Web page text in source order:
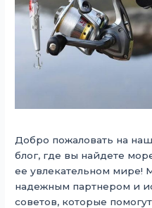
Добро пожаловать на
блог, где вы найдете
ее увлекательном
надежным партнером и
советов, которые